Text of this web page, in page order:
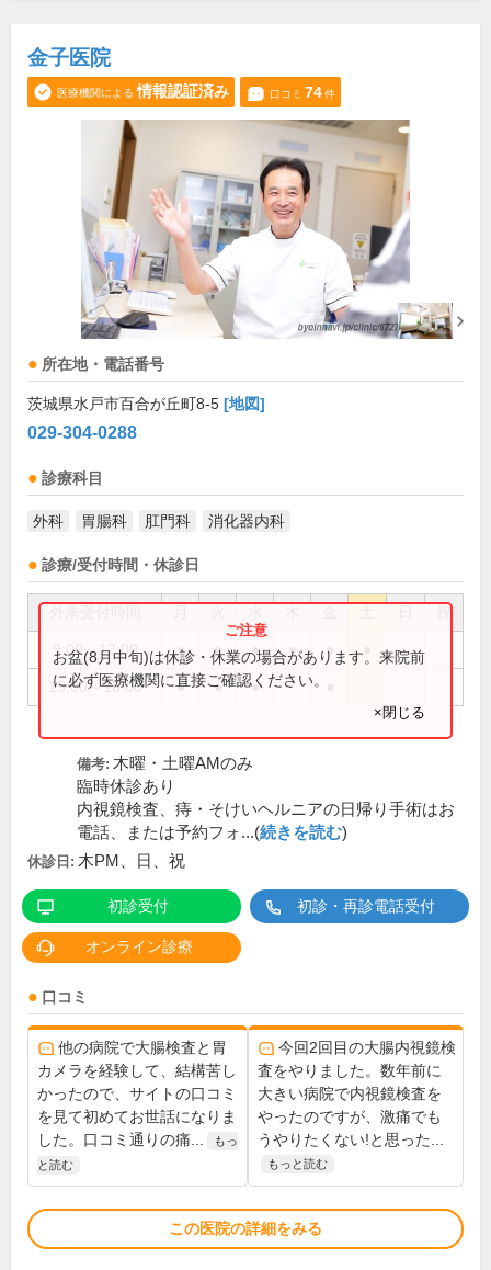
金子医院
医療機関による 情報認証済み 口コミ 74件
所在地・電話番号
茨城県水戸市百合が丘町8-5 [地図]
029-304-0288
診療科目
外科 胃腸科 肛門科 消化器内科
診療/受付時間・休診日
祝
9:00～12:00 ● ● ● ● ●
15:00～18:00 ● ● ●
お盆(8月中旬)は休診・休業の場合があります。来院前
に必ず医療機関に直接ご確認ください。
×閉じる
備考: 木曜・土曜AMのみ
臨時休診あり
内視鏡検査、痔・そけいヘルニアの日帰り手術はお
電話、または予約フォ...(続きを読む)
休診日: 木PM、日、祝
初診受付 初診・再診電話受付
オンライン診療
口コミ
他の病院で大腸検査と胃
カメラを経験して、結構苦し
かったので、サイトの口コミ
を見て初めてお世話になりま
した。口コミ通りの痛...
もっ
と読む
今回2回目の大腸内視鏡検
査をやりました。数年前に
大きい病院で内視鏡検査を
やったのですが、激痛でも
うやりたくない!と思った...
もっと読む
この医院の詳細をみる